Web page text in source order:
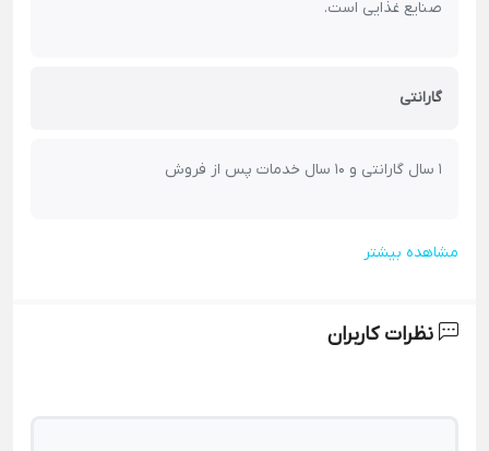
صنایع غذایی است.
گارانتی
1 سال گارانتی و 10 سال خدمات پس از فروش
مشاهده بیشتر
نظرات کاربران